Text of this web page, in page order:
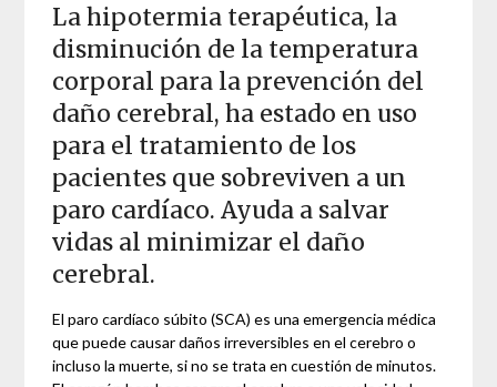
La hipotermia terapéutica, la
disminución de la temperatura
corporal para la prevención del
daño cerebral, ha estado en uso
para el tratamiento de los
pacientes que sobreviven a un
paro cardíaco. Ayuda a salvar
vidas al minimizar el daño
cerebral.
El paro cardíaco súbito (SCA) es una emergencia médica
que puede causar daños irreversibles en el cerebro o
incluso la muerte, si no se trata en cuestión de minutos.